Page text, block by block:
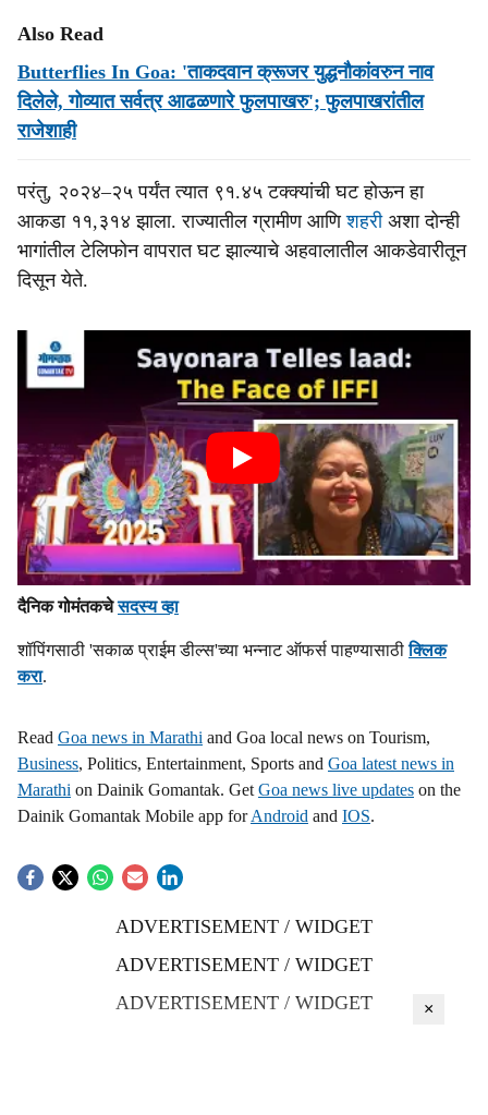
Also Read
Butterflies In Goa: 'ताकदवान क्रूजर युद्धनौकांवरुन नाव
दिलेले, गोव्यात सर्वत्र आढळणारे फुलपाखरु'; फुलपाखरांतील
राजेशाही
परंतु, २०२४–२५ पर्यंत त्‍यात ९१.४५ टक्‍क्‍यांची घट होऊन हा
आकडा ११,३१४ झाला. राज्‍यातील ग्रामीण आणिशहरी अशा दोन्‍ही
भागांतील टेलिफोन वापरात घट झाल्‍याचे अहवालातील आकडेवारीतून
दिसून येते.
दैनिक गोमंतकचेसदस्य व्हा
शॉपिंगसाठी 'सकाळ प्राईम डील्स'च्या भन्नाट ऑफर्स पाहण्यासाठीक्लिक
करा.
Read Goa news in Marathi and Goa local news on Tourism,
Business, Politics, Entertainment, Sports and Goa latest news in
Marathi on Dainik Gomantak. Get Goa news live updates on the
Dainik Gomantak Mobile app forAndroid and IOS.
ADVERTISEMENT / WIDGET
ADVERTISEMENT / WIDGET
ADVERTISEMENT / WIDGET
×